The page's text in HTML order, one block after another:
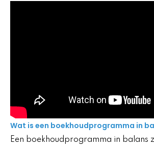
Wat is een boekhoudprogramma in
Een boekhoudprogramma in balans